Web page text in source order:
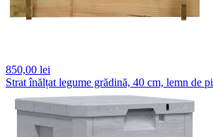
850,00 lei
Strat înălțat legume grădină, 40 cm, lemn de